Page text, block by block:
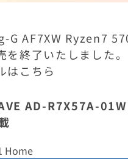
AF7XW Ryzen7
を終了いたしました。
はこちら
AD-R7X57A-
Home